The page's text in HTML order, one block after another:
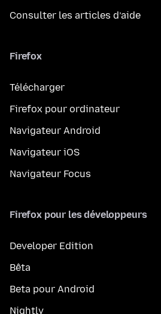
Consulter les articles d’aide
Firefox
Télécharger
Firefox pour ordinateur
Navigateur Android
Navigateur iOS
Navigateur Focus
Firefox pour les développeurs
Developer Edition
Bêta
Beta pour Android
Nightly